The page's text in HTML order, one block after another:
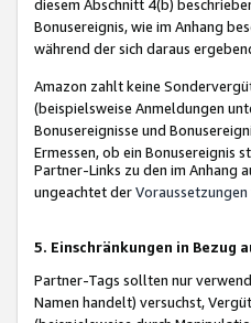
diesem Abschnitt 4(b)
Bonusereignis, wie im Anhang
während der sich daraus
Amazon zahlt keine
(beispielsweise Anmeldungen
Bonusereignisse und
Ermessen, ob ein Bonusereignis
Partner-Links zu den im Anhang
ungeachtet der
5. Einschränkungen in Bezug
Partner-Tags sollten nur
Namen handelt) versuchst,